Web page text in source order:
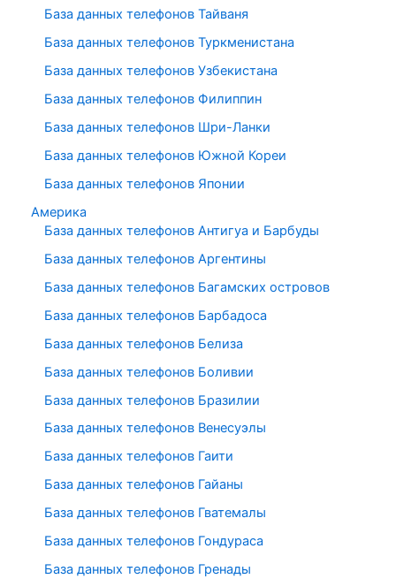
База данных телефонов Тайваня
База данных телефонов Туркменистана
База данных телефонов Узбекистана
База данных телефонов Филиппин
База данных телефонов Шри-Ланки
База данных телефонов Южной Кореи
База данных телефонов Японии
Америка
База данных телефонов Антигуа и Барбуды
База данных телефонов Аргентины
База данных телефонов Багамских островов
База данных телефонов Барбадоса
База данных телефонов Белиза
База данных телефонов Боливии
База данных телефонов Бразилии
База данных телефонов Венесуэлы
База данных телефонов Гаити
База данных телефонов Гайаны
База данных телефонов Гватемалы
База данных телефонов Гондураса
База данных телефонов Гренады